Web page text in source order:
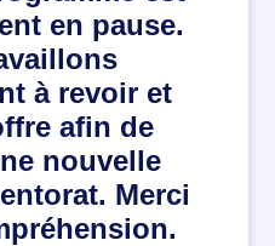
en pause.
à revoir et
afin de
nouvelle
Merci